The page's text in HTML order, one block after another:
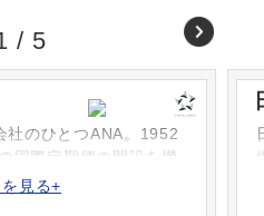
社のひとつANA。1952
国際定期便の開設を機
ています。シートや機
見る+
/ 5